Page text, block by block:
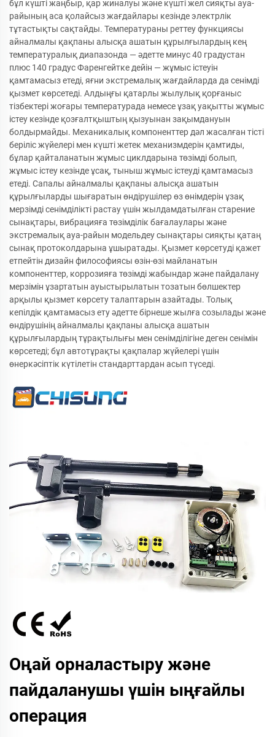
бұл күшті жаңбыр, қар жиналуы және күшті жел сияқты ауа-
райының аса қолайсыз жағдайлары кезінде электрлік
тұтастықты сақтайды. Температураны реттеу функциясы
айналмалы қақпаны алысқа ашатын құрылғылардың кең
температуралық диапазонда — әдетте минус 40 градустан
плюс 140 градус Фаренгейтке дейін — жұмыс істеуін
қамтамасыз етеді, яғни экстремалық жағдайларда да сенімді
қызмет көрсетеді. Алдыңғы қатарлы жылулық қорғаныс
тізбектері жоғары температурада немесе ұзақ уақытты жұмыс
істеу кезінде қозғалтқыштың қызуынан зақымдануын
болдырмайды. Механикалық компоненттер дәл жасалған тісті
беріліс жүйелері мен күшті жетек механизмдерін қамтиды,
бұлар қайталанатын жұмыс циклдарына төзімді болып,
жұмыс істеу кезінде ұсақ, тыныш жұмыс істеуді қамтамасыз
етеді. Сапалы айналмалы қақпаны алысқа ашатын
құрылғыларды шығаратын өндірушілер өз өнімдерін ұзақ
мерзімді сенімділікті растау үшін жылдамдатылған старение
сынақтары, вибрацияға төзімділік бағалаулары және
экстремалық ауа-райын модельдеу сынақтары сияқты қатаң
сынақ протоколдарына ұшыратады. Қызмет көрсетуді қажет
етпейтін дизайн философиясы өзін-өзі майланатын
компоненттер, коррозияға төзімді жабындар және пайдалану
мерзімін ұзартатын ауыстырылатын тозатын бөлшектер
арқылы қызмет көрсету талаптарын азайтады. Толық
кепілдік қамтамасыз ету әдетте бірнеше жылға созылады және
өндірушінің айналмалы қақпаны алысқа ашатын
құрылғылардың тұрақтылығы мен сенімділігіне деген сенімін
көрсетеді; бұл автотұрақты қақпалар жүйелері үшін
өнеркәсіптік күтілетін стандарттардан асып түседі.
Оңай орналастыру және
пайдаланушы үшін ыңғайлы
операция